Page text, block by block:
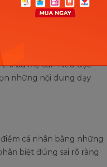
cần biết
ba mẹ cần hiểu đặc
những nội dung dạy
cá nhân bằng những
biệt đúng sai rõ ràng